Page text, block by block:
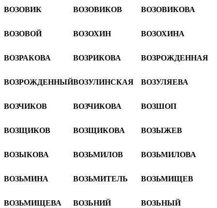
ВОЗОВИК ВОЗОВИКОВ ВОЗОВИКОВА
ВОЗОВОЙ ВОЗОХИН ВОЗОХИНА
ВОЗРАКОВА ВОЗРИКОВА ВОЗРОЖДЕННАЯ
ВОЗРОЖДЕННЫЙВОЗУЛИНСКАЯ ВОЗУЛЯЕВА
ВОЗЧИКОВ ВОЗЧИКОВА ВОЗШОП
ВОЗЩИКОВ ВОЗЩИКОВА ВОЗЫЖЕВ
ВОЗЫКОВА ВОЗЬМИЛОВ ВОЗЬМИЛОВА
ВОЗЬМИНА ВОЗЬМИТЕЛЬ ВОЗЬМИЩЕВ
ВОЗЬМИЩЕВА ВОЗЬНИЙ ВОЗЬНЫЙ